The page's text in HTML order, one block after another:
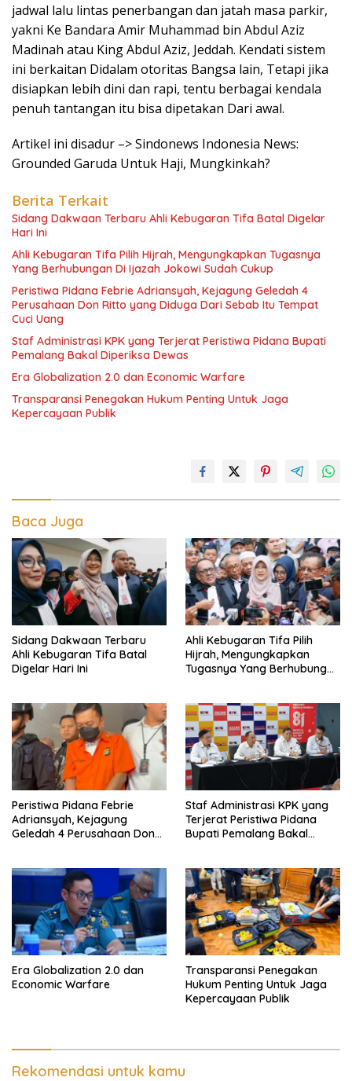
jadwal lalu lintas penerbangan dan jatah masa parkir,
yakni Ke Bandara Amir Muhammad bin Abdul Aziz
Madinah atau King Abdul Aziz, Jeddah. Kendati sistem
ini berkaitan Didalam otoritas Bangsa lain, Tetapi jika
disiapkan lebih dini dan rapi, tentu berbagai kendala
penuh tantangan itu bisa dipetakan Dari awal.
Artikel ini disadur –> Sindonews Indonesia News:
Grounded Garuda Untuk Haji, Mungkinkah?
Berita Terkait
Sidang Dakwaan Terbaru Ahli Kebugaran Tifa Batal Digelar
Hari Ini
Ahli Kebugaran Tifa Pilih Hijrah, Mengungkapkan Tugasnya
Yang Berhubungan Di Ijazah Jokowi Sudah Cukup
Peristiwa Pidana Febrie Adriansyah, Kejagung Geledah 4
Perusahaan Don Ritto yang Diduga Dari Sebab Itu Tempat
Cuci Uang
Staf Administrasi KPK yang Terjerat Peristiwa Pidana Bupati
Pemalang Bakal Diperiksa Dewas
Era Globalization 2.0 dan Economic Warfare
Transparansi Penegakan Hukum Penting Untuk Jaga
Kepercayaan Publik
Baca Juga
Sidang Dakwaan Terbaru
Ahli Kebugaran Tifa Batal
Digelar Hari Ini
Ahli Kebugaran Tifa Pilih
Hijrah, Mengungkapkan
Tugasnya Yang Berhubungan
Peristiwa Pidana Febrie
Adriansyah, Kejagung
Geledah 4 Perusahaan Don
Staf Administrasi KPK yang
Terjerat Peristiwa Pidana
Bupati Pemalang Bakal
Era Globalization 2.0 dan
Economic Warfare
Transparansi Penegakan
Hukum Penting Untuk Jaga
Kepercayaan Publik
Rekomendasi untuk kamu